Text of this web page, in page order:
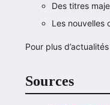
Des titres
Les nouvelles
Pour plus
Sources